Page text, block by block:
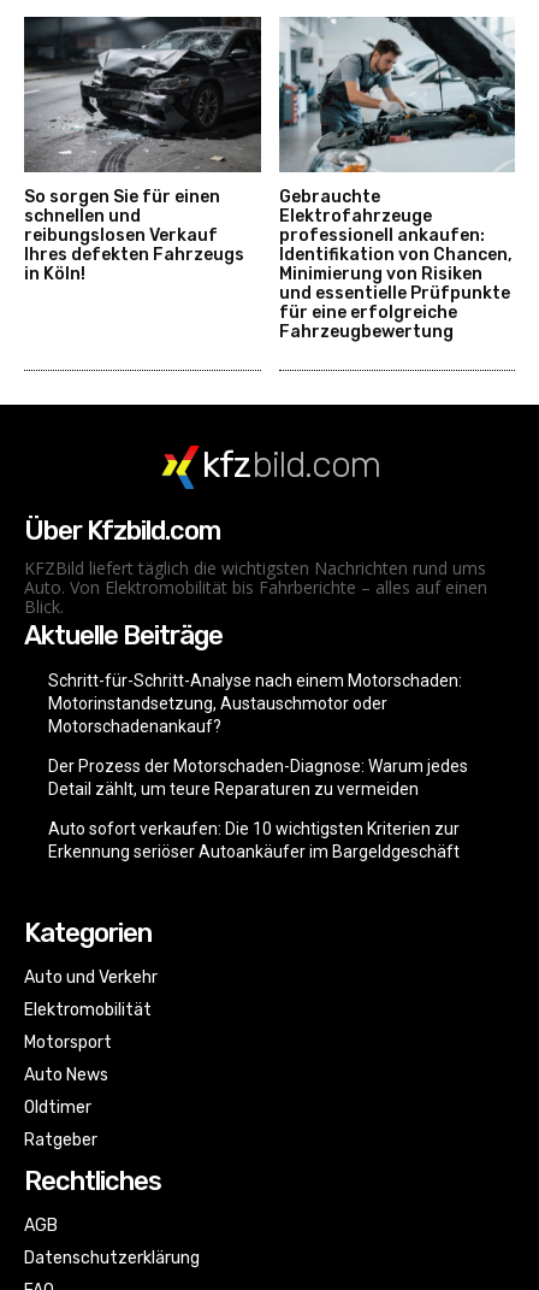
So sorgen Sie für einen
schnellen und
reibungslosen Verkauf
Ihres defekten Fahrzeugs
in Köln!
Gebrauchte
Elektrofahrzeuge
professionell ankaufen:
Identifikation von Chancen,
Minimierung von Risiken
und essentielle Prüfpunkte
für eine erfolgreiche
Fahrzeugbewertung
kfzbild.com
Über Kfzbild.com
KFZBild liefert täglich die wichtigsten Nachrichten rund ums
Auto. Von Elektromobilität bis Fahrberichte – alles auf einen
Blick.
Aktuelle Beiträge
Schritt-für-Schritt-Analyse nach einem Motorschaden:
Motorinstandsetzung, Austauschmotor oder
Motorschadenankauf?
Der Prozess der Motorschaden-Diagnose: Warum jedes
Detail zählt, um teure Reparaturen zu vermeiden
Auto sofort verkaufen: Die 10 wichtigsten Kriterien zur
Erkennung seriöser Autoankäufer im Bargeldgeschäft
Kategorien
Auto und Verkehr
Elektromobilität
Motorsport
Auto News
Oldtimer
Ratgeber
Rechtliches
AGB
Datenschutzerklärung